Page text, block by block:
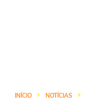
INÍCIO NOTÍCIAS